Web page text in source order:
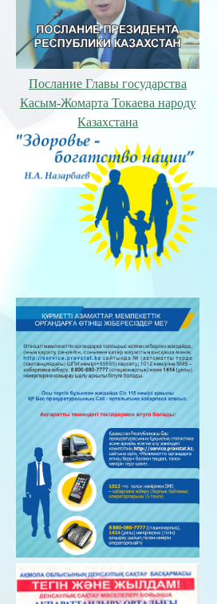
Послание Главы государства
Касым-Жомарта Токаева народу
Казахстана